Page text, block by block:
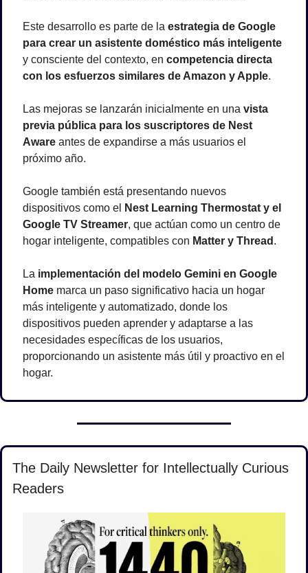
Este desarrollo es parte de la estrategia de Google
para crear un asistente doméstico más inteligente
y consciente del contexto, en competencia directa
con los esfuerzos similares de Amazon y Apple.
Las mejoras se lanzarán inicialmente en una vista
previa pública para los suscriptores de Nest
Aware antes de expandirse a más usuarios el
próximo año.
Google también está presentando nuevos
dispositivos como el
Nest Learning Thermostat y el
Google TV Streamer, que actúan como un centro de
hogar inteligente, compatibles con Matter y Thread .
La implementación del modelo Gemini en Google
Home marca un paso significativo hacia un hogar
más inteligente y automatizado, donde los
dispositivos pueden aprender y adaptarse a las
necesidades específicas de los usuarios,
proporcionando un asistente más útil y proactivo en el
hogar.
The Daily Newsletter for Intellectually Curious
Readers